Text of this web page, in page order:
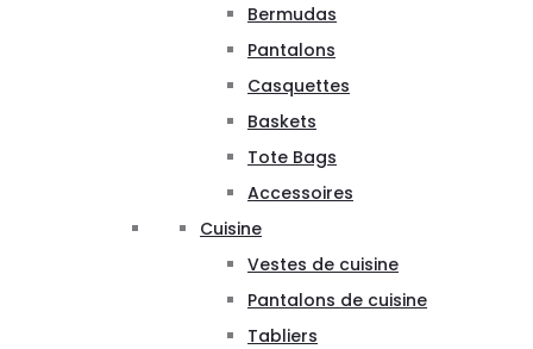
Bermudas
Pantalons
Casquettes
Baskets
Tote Bags
Accessoires
Cuisine
Vestes de cuisine
Pantalons de cuisine
Tabliers